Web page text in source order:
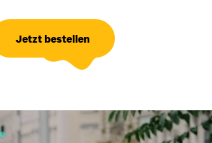
Jetzt bestellen